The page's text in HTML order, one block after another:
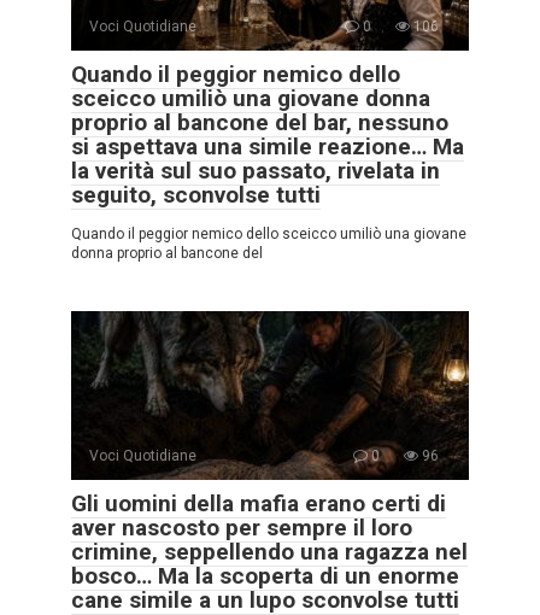
Voci Quotidiane 0 106
Quando il peggior nemico dello
sceicco umiliò una giovane donna
proprio al bancone del bar, nessuno
si aspettava una simile reazione… Ma
la verità sul suo passato, rivelata in
seguito, sconvolse tutti
Quando il peggior nemico dello sceicco umiliò una giovane
donna proprio al bancone del
Voci Quotidiane 0 96
Gli uomini della mafia erano certi di
aver nascosto per sempre il loro
crimine, seppellendo una ragazza nel
bosco… Ma la scoperta di un enorme
cane simile a un lupo sconvolse tutti